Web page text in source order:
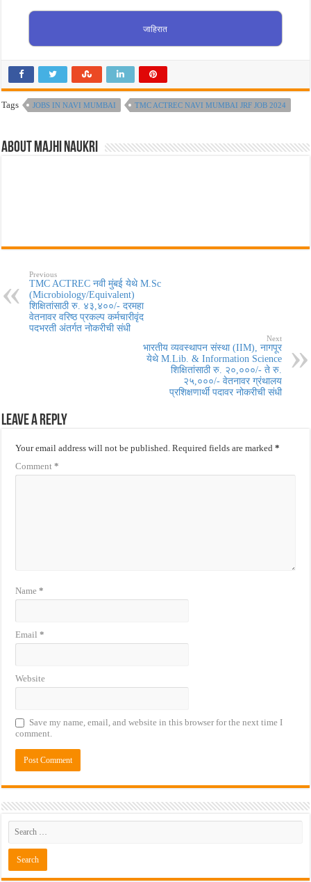
जाहिरात
Tags JOBS IN NAVI MUMBAI TMC ACTREC NAVI MUMBAI JRF JOB 2024
About Majhi Naukri
Previous
TMC ACTREC नवी मुंबई येथे M.Sc
(Microbiology/Equivalent)
शिक्षितांसाठी रु. ४३,४००/- दरमहा
वेतनावर वरिष्ठ प्रकल्प कर्मचारीवृंद
पदभरती अंतर्गत नोकरीची संधी
Next
भारतीय व्यवस्थापन संस्था (IIM), नागपूर
येथे M.Lib. & Information Science
शिक्षितांसाठी रु. २०,०००/- ते रु.
२५,०००/- वेतनावर ग्रंथालय
प्रशिक्षणार्थी पदावर नोकरीची संधी
Leave a Reply
Your email address will not be published. Required fields are marked*
Comment*
Name*
Email*
Website
Save my name, email, and website in this browser for the next time I
comment.